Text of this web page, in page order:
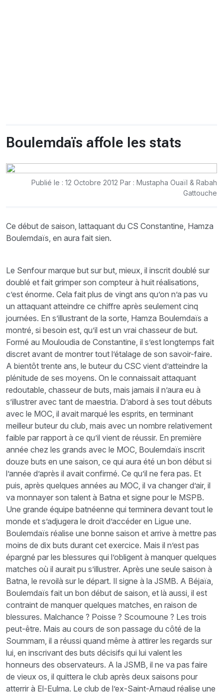
Boulemdaïs affole les stats
Publié le : 12 Octobre 2012 Par : Mustapha Ouaïl & Rabah
Gattouche
Ce début de saison, lattaquant du CS Constantine, Hamza
Boulemdaïs, en aura fait sien.
Le Senfour marque but sur but, mieux, il inscrit doublé sur
doublé et fait grimper son compteur à huit réalisations,
c’est énorme. Cela fait plus de vingt ans qu’on n’a pas vu
un attaquant atteindre ce chiffre après seulement cinq
journées. En s’illustrant de la sorte, Hamza Boulemdaïs a
montré, si besoin est, qu’il est un vrai chasseur de but.
Formé au Mouloudia de Constantine, il s’est longtemps fait
discret avant de montrer tout l’étalage de son savoir-faire.
A bientôt trente ans, le buteur du CSC vient d’atteindre la
plénitude de ses moyens. On le connaissait attaquant
redoutable, chasseur de buts, mais jamais il n’aura eu à
s’illustrer avec tant de maestria. D’abord à ses tout débuts
avec le MOC, il avait marqué les esprits, en terminant
meilleur buteur du club, mais avec un nombre relativement
faible par rapport à ce qu’il vient de réussir. En première
année chez les grands avec le MOC, Boulemdaïs inscrit
douze buts en une saison, ce qui aura été un bon début si
l’année d’après il avait confirmé. Ce qu’il ne fera pas. Et
puis, après quelques années au MOC, il va changer d’air, il
va monnayer son talent à Batna et signe pour le MSPB.
Une grande équipe batnéenne qui terminera devant tout le
monde et s’adjugera le droit d’accéder en Ligue une.
Boulemdaïs réalise une bonne saison et arrive à mettre pas
moins de dix buts durant cet exercice. Mais il n’est pas
épargné par les blessures qui l’obligent à manquer quelques
matches où il aurait pu s’illustrer. Après une seule saison à
Batna, le revoilà sur le départ. Il signe à la JSMB. A Béjaïa,
Boulemdaïs fait un bon début de saison, et là aussi, il est
contraint de manquer quelques matches, en raison de
blessures. Malchance ? Poisse ? Scoumoune ? Les trois
peut-être. Mais au cours de son passage du côté de la
Soummam, il a réussi quand même à attirer les regards sur
lui, en inscrivant des buts décisifs qui lui valent les
honneurs des observateurs. A la JSMB, il ne va pas faire
de vieux os, il quittera le club après deux saisons pour
atterrir à El-Eulma. Le club de l’ex-Saint-Arnaud réalise une